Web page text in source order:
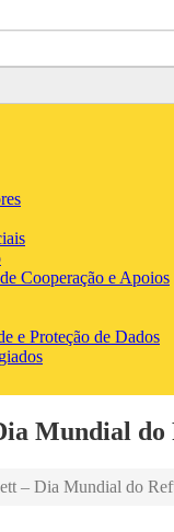
Cooperação e Apoios
e Proteção de Dados
Mundial do
– Dia Mundial do